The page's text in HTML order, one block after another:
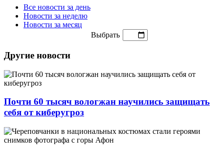
Все новости за день
Новости за неделю
Новости за месяц
Выбрать
Другие новости
Почти 60 тысяч вологжан научились защищать
себя от киберугроз